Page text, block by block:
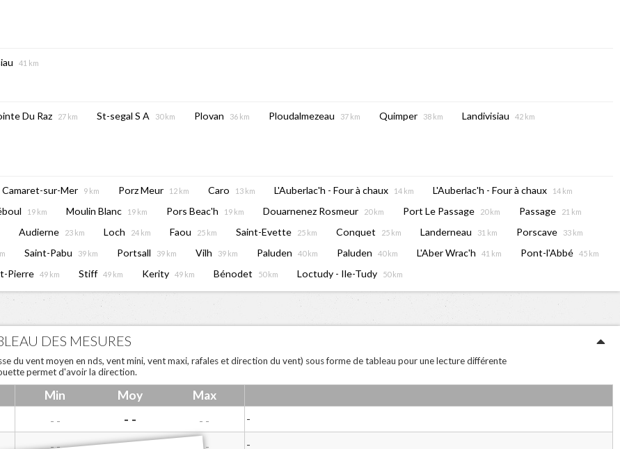
41 km
Du Raz 27 km St-segal S A 30 km Plovan 36 km Ploudalmezeau 37 km Quimper 38 km Landivisiau 42 km
Camaret-sur-Mer 9 km Porz Meur 12 km Caro 13 km L'Auberlac'h - Four à chaux 14 km L'Auberlac'h - Four à chaux 14 km
19 km Moulin Blanc 19 km Pors Beac'h 19 km Douarnenez Rosmeur 20 km Port Le Passage 20 km Passage 21 km
Audierne 23 km Loch 24 km Faou 25 km Saint-Evette 25 km Conquet 25 km Landerneau 31 km Porscave 33 km
Saint-Pabu 39 km Portsall 39 km Vilh 39 km Paluden 40 km Paluden 40 km L'Aber Wrac'h 41 km Pont-l'Abbé 45 km
Pierre 49 km Stiff 49 km Kerity 49 km Bénodet 50 km Loctudy - Ile-Tudy 50 km
DES MESURES
du vent moyen en nds, vent mini, vent maxi, rafales et direction du vent) sous forme de tableau pour une lecture différente
permet d'avoir la direction.
Min Moy Max
- - - - - - -
- - - - - - -